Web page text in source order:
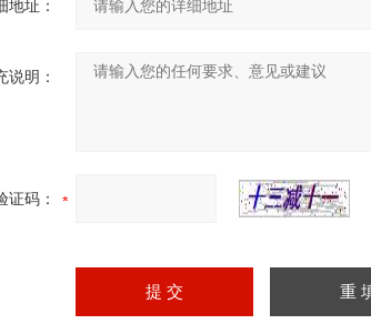
地址：
说明：
证码：